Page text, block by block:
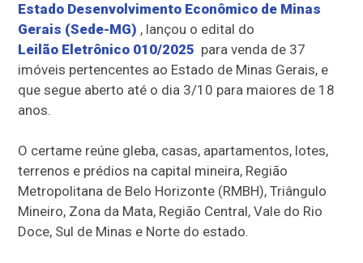
Estado Desenvolvimento Econômico de Minas
Gerais (Sede-MG) , lançou o edital do
Leilão Eletrônico 010/2025 para venda de 37
imóveis pertencentes ao Estado de Minas Gerais, e
que segue aberto até o dia 3/10 para maiores de 18
anos.
O certame reúne gleba, casas, apartamentos, lotes,
terrenos e prédios na capital mineira, Região
Metropolitana de Belo Horizonte (RMBH), Triângulo
Mineiro, Zona da Mata, Região Central, Vale do Rio
Doce, Sul de Minas e Norte do estado.